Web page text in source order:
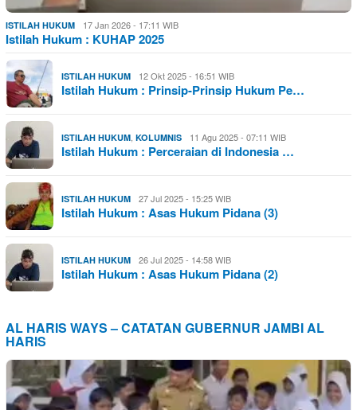
ISTILAH HUKUM 17 Jan 2026 - 17:11 WIB
Istilah Hukum : KUHAP 2025
ISTILAH HUKUM 12 Okt 2025 - 16:51 WIB
Istilah Hukum : Prinsip-Prinsip Hukum Pe…
ISTILAH HUKUM, KOLUMNIS 11 Agu 2025 - 07:11 WIB
Istilah Hukum : Perceraian di Indonesia …
ISTILAH HUKUM 27 Jul 2025 - 15:25 WIB
Istilah Hukum : Asas Hukum Pidana (3)
ISTILAH HUKUM 26 Jul 2025 - 14:58 WIB
Istilah Hukum : Asas Hukum Pidana (2)
AL HARIS WAYS – CATATAN GUBERNUR JAMBI AL
HARIS